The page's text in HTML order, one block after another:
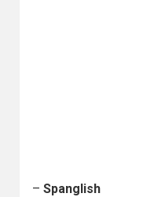
2022
– Spanglish